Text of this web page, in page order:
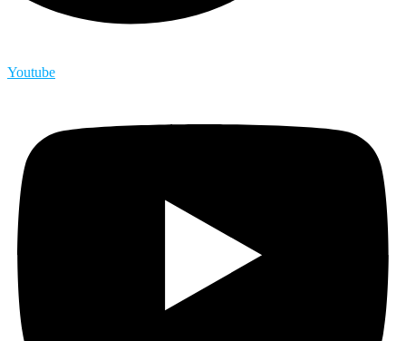
Youtube